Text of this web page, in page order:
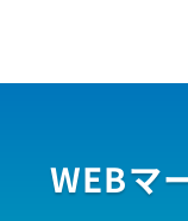
WEBマ